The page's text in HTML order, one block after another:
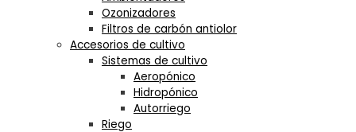
Ozonizadores
Filtros de carbón antiolor
Accesorios de cultivo
Sistemas de cultivo
Aeropónico
Hidropónico
Autorriego
Riego